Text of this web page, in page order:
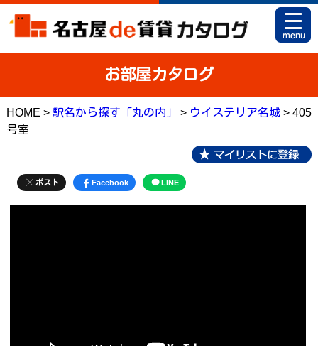
お部屋カタログ
HOME > 駅名から探す「丸の内」 > ウイステリア名城> 405
号室
ポスト Facebook LINE
駅名から探す
地図から探す
マイリスト